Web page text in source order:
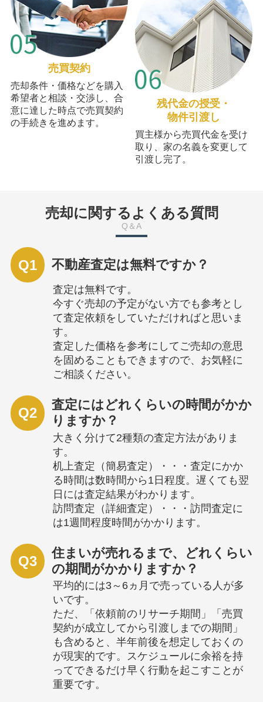
売買契約
売却条件・価格などを購入
希望者と相談・交渉し、合
意に達した時点で売買契約
の手続きを進めます。
残代金の授受・
物件引渡し
買主様から売買代金を受け
取り、家の名義を変更して
引渡し完了。
売却に関するよくある質問
Q＆A
Q1 不動産査定は無料ですか？
査定は無料です。
今すぐ売却の予定がない方でも参考とし
て査定依頼をしていただければと思いま
す。
査定した価格を参考にしてご売却の意思
を固めることもできますので、お気軽に
ご相談ください。
Q2
査定にはどれくらいの時間がかか
りますか？
大きく分けて2種類の査定方法がありま
す。
机上査定（簡易査定）・・・査定にかか
る時間は数時間から1日程度。遅くても翌
日には査定結果がわかります。
訪問査定（詳細査定）・・・訪問査定に
は1週間程度時間がかかります。
Q3
住まいが売れるまで、どれくらい
の期間がかかりますか？
平均的には3～6ヵ月で売っている人が多
いです。
ただ、「依頼前のリサーチ期間」「売買
契約が成立してから引渡しまでの期間」
も含めると、半年前後を想定しておくの
が現実的です。スケジュールに余裕を持
ってできるだけ早く行動を起こすことが
重要です。